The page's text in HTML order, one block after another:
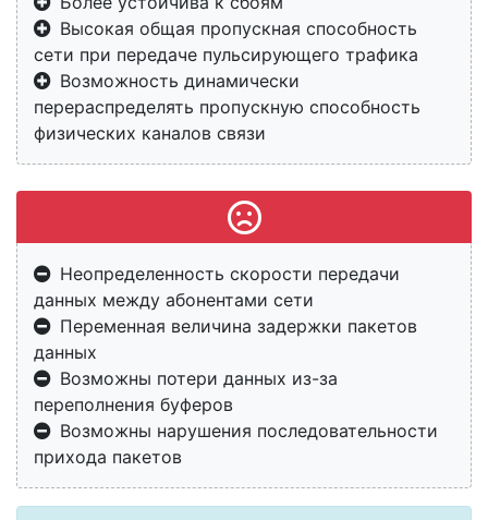
Высокая общая пропускная способность
сети при передаче пульсирующего трафика
Возможность динамически
перераспределять пропускную способность
физических каналов связи
Неопределенность скорости передачи
данных между абонентами сети
Переменная величина задержки пакетов
данных
Возможны потери данных из-за
переполнения буферов
Возможны нарушения последовательности
прихода пакетов